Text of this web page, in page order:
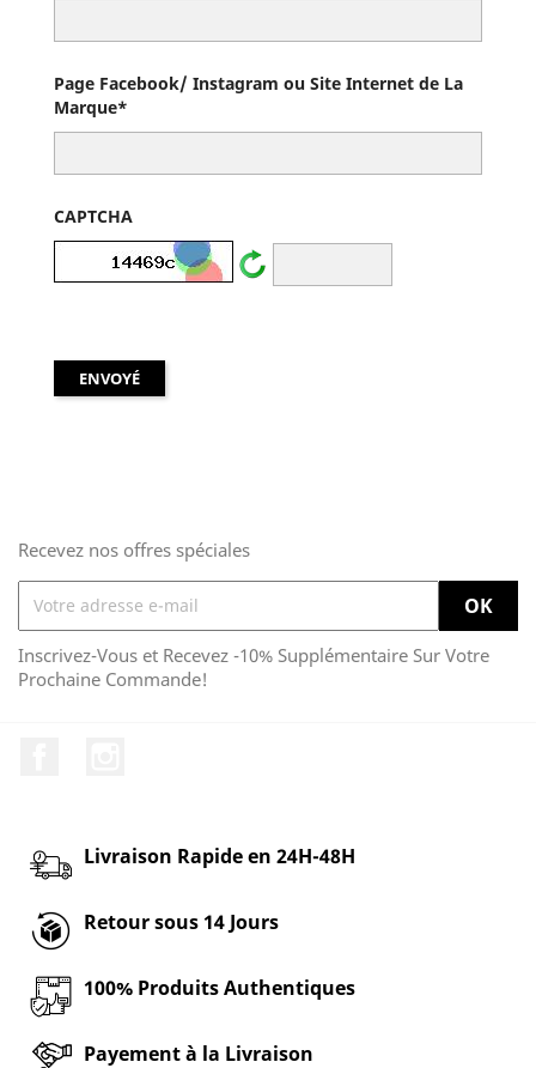
Page Facebook/ Instagram ou Site Internet de La
Marque*
CAPTCHA
Recevez nos offres spéciales
Inscrivez-Vous et Recevez -10% Supplémentaire Sur Votre
Prochaine Commande!
Livraison Rapide en 24H-48H
Retour sous 14 Jours
100% Produits Authentiques
Payement à la Livraison